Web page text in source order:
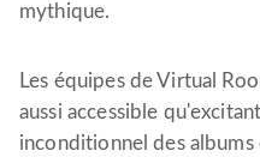
mythique.
Les équipes de Virtual
aussi accessible
inconditionnel des albums